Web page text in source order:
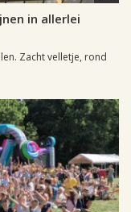
in allerlei
Zacht velletje, rond